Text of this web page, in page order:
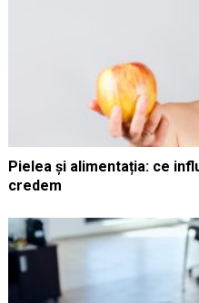
Pielea și alimentația: ce
credem